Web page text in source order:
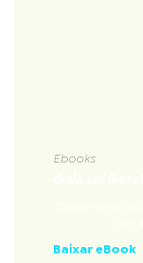
Ebooks
Baixar eBook